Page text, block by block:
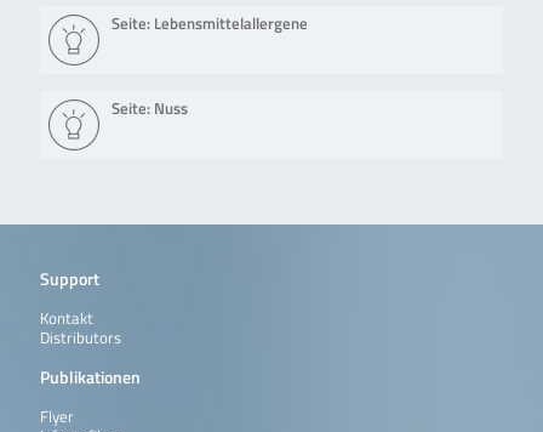
Seite: Lebensmittelallergene
Seite: Nuss
Support
Kontakt
Distributors
Publikationen
Flyer